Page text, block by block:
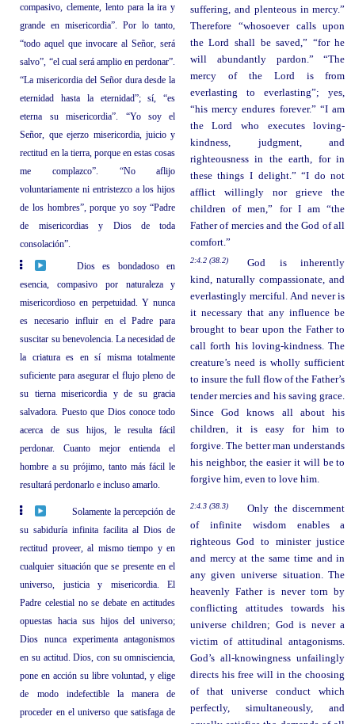
compasivo, clemente, lento para la ira y
grande en misericordia”. Por lo tanto,
“todo aquel que invocare al Señor, será
salvo”, “el cual será amplio en perdonar”.
“La misericordia del Señor dura desde la
eternidad hasta la eternidad”; sí, “es
eterna su misericordia”. “Yo soy el
Señor, que ejerzo misericordia, juicio y
rectitud en la tierra, porque en estas cosas
me complazco”. “No aflijo
voluntariamente ni entristezco a los hijos
de los hombres”, porque yo soy “Padre
de misericordias y Dios de toda
consolación”.
suffering, and plenteous in mercy.”
Therefore “whosoever calls upon
the Lord shall be saved,” “for he
will abundantly pardon.” “The
mercy of the Lord is from
everlasting to everlasting”; yes,
“his mercy endures forever.” “I am
the Lord who executes loving-
kindness, judgment, and
righteousness in the earth, for in
these things I delight.” “I do not
afflict willingly nor grieve the
children of men,” for I am “the
Father of mercies and the God of all
comfort.”
Dios es bondadoso en
esencia, compasivo por naturaleza y
misericordioso en perpetuidad. Y nunca
es necesario influir en el Padre para
suscitar su benevolencia. La necesidad de
la criatura es en sí misma totalmente
suficiente para asegurar el flujo pleno de
su tierna misericordia y de su gracia
salvadora. Puesto que Dios conoce todo
acerca de sus hijos, le resulta fácil
perdonar. Cuanto mejor entienda el
hombre a su prójimo, tanto más fácil le
resultará perdonarlo e incluso amarlo.
2:4.2 (38.2)
God is inherently
kind, naturally compassionate, and
everlastingly merciful. And never is
it necessary that any influence be
brought to bear upon the Father to
call forth his loving-kindness. The
creature’s need is wholly sufficient
to insure the full flow of the Father’s
tender mercies and his saving grace.
Since God knows all about his
children, it is easy for him to
forgive. The better man understands
his neighbor, the easier it will be to
forgive him, even to love him.
Solamente la percepción de
su sabiduría infinita facilita al Dios de
rectitud proveer, al mismo tiempo y en
cualquier situación que se presente en el
universo, justicia y misericordia. El
Padre celestial no se debate en actitudes
opuestas hacia sus hijos del universo;
Dios nunca experimenta antagonismos
en su actitud. Dios, con su omnisciencia,
pone en acción su libre voluntad, y elige
de modo indefectible la manera de
proceder en el universo que satisfaga de
2:4.3 (38.3)
Only the discernment
of infinite wisdom enables a
righteous God to minister justice
and mercy at the same time and in
any given universe situation. The
heavenly Father is never torn by
conflicting attitudes towards his
universe children; God is never a
victim of attitudinal antagonisms.
God’s all-knowingness unfailingly
directs his free will in the choosing
of that universe conduct which
perfectly, simultaneously, and